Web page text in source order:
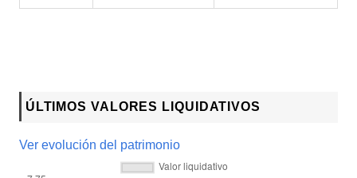
ÚLTIMOS VALORES LIQUIDATIVOS
Ver evolución del patrimonio